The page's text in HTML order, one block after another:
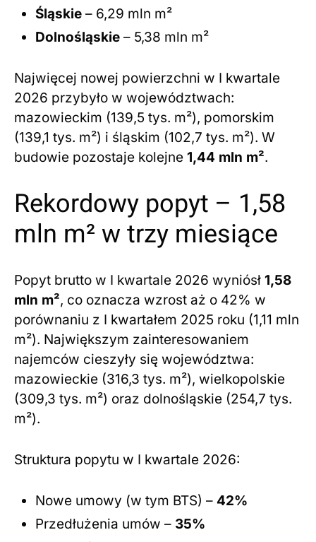
Śląskie – 6,29 mln m²
Dolnośląskie – 5,38 mln m²
Najwięcej nowej powierzchni w I kwartale
2026 przybyło w województwach:
mazowieckim (139,5 tys. m²), pomorskim
(139,1 tys. m²) i śląskim (102,7 tys. m²). W
budowie pozostaje kolejne 1,44 mln m².
Rekordowy popyt – 1,58
mln m² w trzy miesiące
Popyt brutto w I kwartale 2026 wyniósł 1,58
mln m², co oznacza wzrost aż o 42% w
porównaniu z I kwartałem 2025 roku (1,11 mln
m²). Największym zainteresowaniem
najemców cieszyły się województwa:
mazowieckie (316,3 tys. m²), wielkopolskie
(309,3 tys. m²) oraz dolnośląskie (254,7 tys.
m²).
Struktura popytu w I kwartale 2026:
Nowe umowy (w tym BTS) – 42%
Przedłużenia umów – 35%